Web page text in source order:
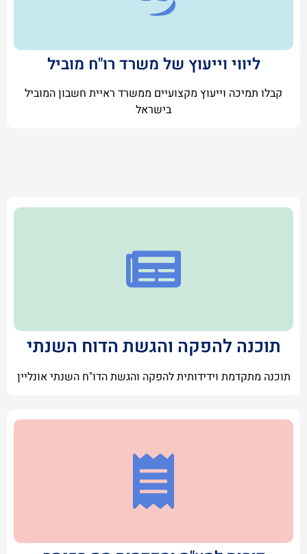
ליווי וייעוץ של משרד רו"ח מוביל
קבלו תמיכה וייעוץ מקצועיים ממשרד ראיית חשבון המוביל
בישראל
תוכנה להפקה והגשת הדוח השנתי
תוכנה מתקדמת וידידותית להפקה והגשת הדו"ח השנתי אונליין